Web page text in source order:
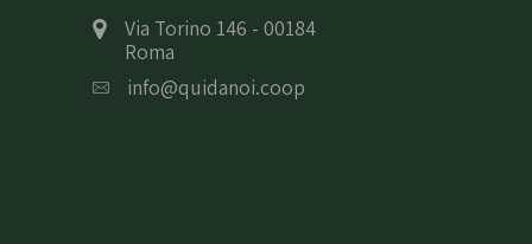
Via Torino 146 - 00184
Roma
info@quidanoi.coop